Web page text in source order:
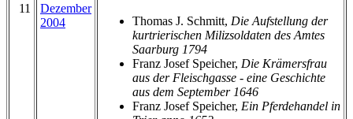
11
Dezember
2004
Thomas J. Schmitt, Die Aufstellung der
kurtrierischen Milizsoldaten des Amtes
Saarburg 1794
Franz Josef Speicher, Die Krämersfrau
aus der Fleischgasse - eine Geschichte
aus dem September 1646
Franz Josef Speicher, Ein Pferdehandel in